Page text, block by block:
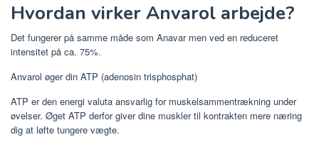
Hvordan virker Anvarol arbejde?
Det fungerer på samme måde som Anavar men ved en reduceret
intensitet på ca. 75%.
Anvarol øger din ATP (adenosin trisphosphat)
ATP er den energi valuta ansvarlig for muskelsammentrækning under
øvelser. Øget ATP derfor giver dine muskler til kontrakten mere næring
dig at løfte tungere vægte.